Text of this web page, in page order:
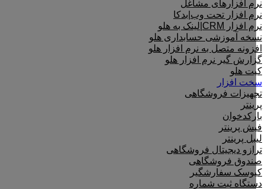
نرم افزارهای مشاغل
نرم افزار تحت وب|بدکا
نرم افزار CRM|لینک به هلو
نسخه آموزشی حسابداری هلو
افزونه متصل به نرم افزار هلو
گزارش گیر نرم افزار هلو
کیت هلو
سخت افزار
تجهیزات فروشگاهی
پرینتر
بارکدخوان
فیش پرینتر
لیبل پرینتر
ترازو دیجیتال فروشگاهی
صندوق فروشگاهی
کیوسک سفارشگیر
دستگاه ثبت شماره